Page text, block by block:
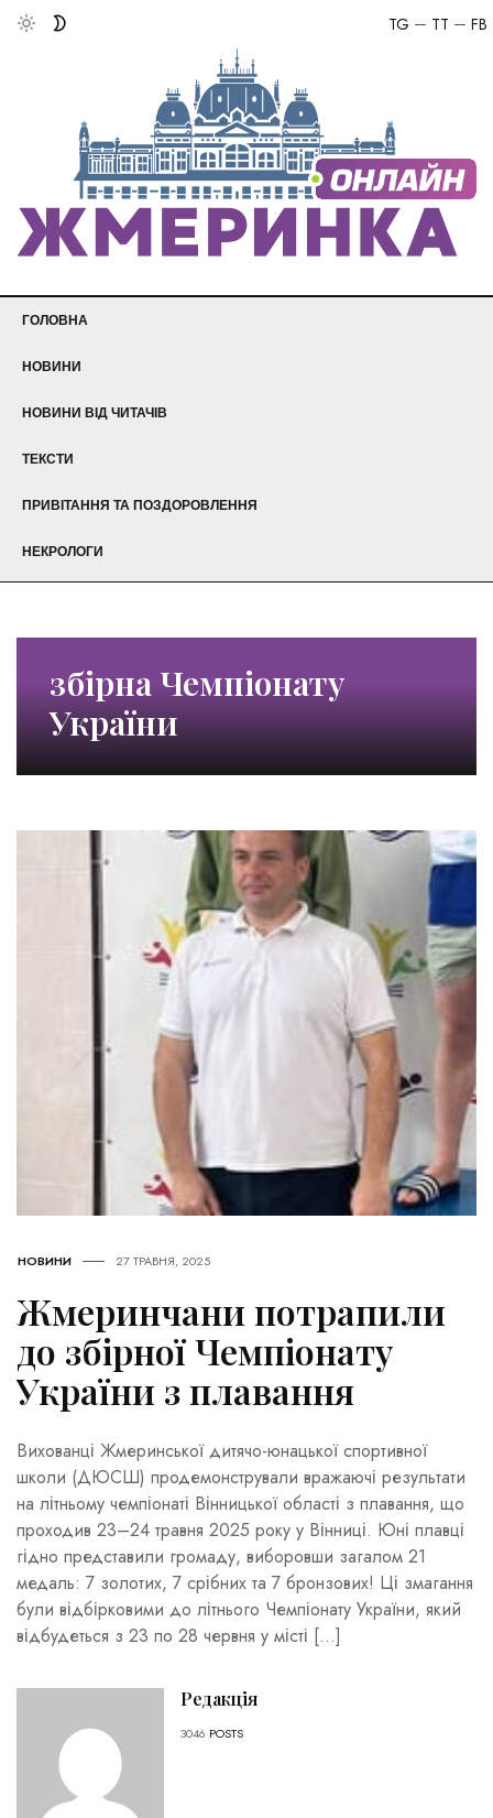
FB
TT
TG
ГОЛОВНА
НОВИНИ
НОВИНИ ВІД ЧИТАЧІВ
ТЕКСТИ
ПРИВІТАННЯ ТА ПОЗДОРОВЛЕННЯ
НЕКРОЛОГИ
збірна Чемпіонату
України
НОВИНИ 27 ТРАВНЯ, 2025
Жмеринчани потрапили
до збірної Чемпіонату
України з плавання
Вихованці Жмеринської дитячо-юнацької спортивної
школи (ДЮСШ) продемонстрували вражаючі результати
на літньому чемпіонаті Вінницької області з плавання, що
проходив 23–24 травня 2025 року у Вінниці. Юні плавці
гідно представили громаду, виборовши загалом 21
медаль: 7 золотих, 7 срібних та 7 бронзових! Ці змагання
були відбірковими до літнього Чемпіонату України, який
відбудеться з 23 по 28 червня у місті […]
Редакція
3046 POSTS